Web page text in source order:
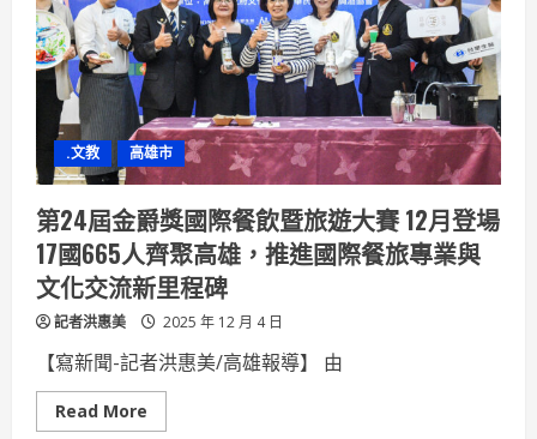
學
合
作
能
量
隆
陽
汽
車
首
次
贈
車
與
建
教
合
作
攜
培
育
新
.文教 高雄市
第24屆金爵獎國際餐飲暨旅遊大賽 12月登場
17國665人齊聚高雄，推進國際餐旅專業與
文化交流新里程碑
記者洪惠美 2025 年 12 月 4 日
【寫新聞-記者洪惠美/高雄報導】 由
Read More
more